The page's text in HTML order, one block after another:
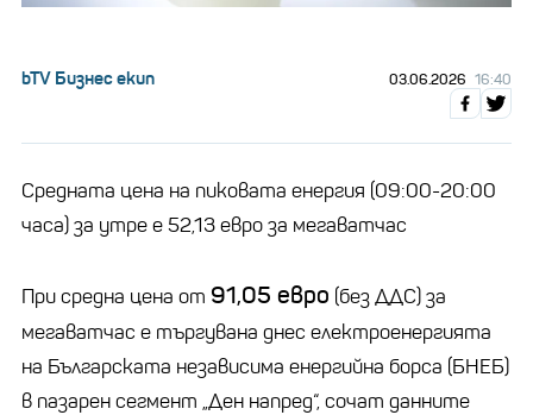
bTV Бизнес екип 03.06.2026 16:40
Средната цена на пиковата енергия (09:00-20:00
часа) за утре е 52,13 евро за мегаватчас
При средна цена от 91,05 евро (без ДДС) за
мегаватчас e търгувана днес електроенергията
на Българската независима енергийна борса (БНЕБ)
в пазарен сегмент „Ден напред“, сочат данните